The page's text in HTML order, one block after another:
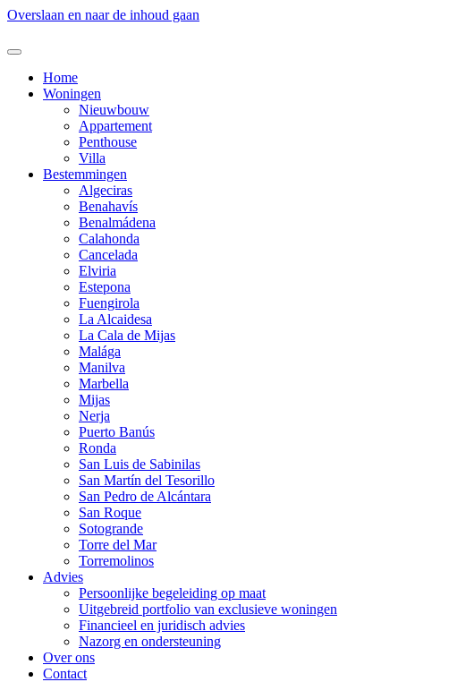
Overslaan en naar de inhoud gaan
Home
Woningen
Nieuwbouw
Appartement
Penthouse
Villa
Bestemmingen
Algeciras
Benahavís
Benalmádena
Calahonda
Cancelada
Elviria
Estepona
Fuengirola
La Alcaidesa
La Cala de Mijas
Malága
Manilva
Marbella
Mijas
Nerja
Puerto Banús
Ronda
San Luis de Sabinilas
San Martín del Tesorillo
San Pedro de Alcántara
San Roque
Sotogrande
Torre del Mar
Torremolinos
Advies
Persoonlijke begeleiding op maat
Uitgebreid portfolio van exclusieve woningen
Financieel en juridisch advies
Nazorg en ondersteuning
Over ons
Contact